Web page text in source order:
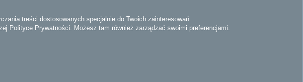
treści dostosowanych specjalnie do Twoich zainteresowań.
Polityce Prywatności. Możesz tam również zarządzać swoimi preferencjami.